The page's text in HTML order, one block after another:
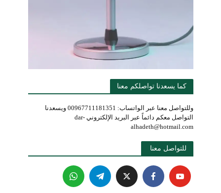
كما يسعدنا تواصلكم معنا
وللتواصل معنا عبر الواتساب: 00967711181351 ويسعدنا
التواصل معكم دائماً عبر البريد الإلكتروني dar-
alhadeth@hotmail.com
للتواصل معنا